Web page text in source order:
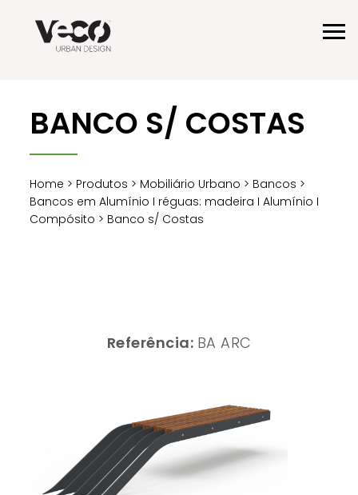
BANCO S/ COSTAS
Home > Produtos > Mobiliário Urbano > Bancos >
Bancos em Alumínio I réguas: madeira I Alumínio I
Compósito > Banco s/ Costas
Referência: BA ARC